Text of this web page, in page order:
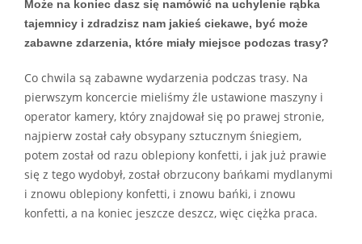
Może na koniec dasz się namówić na uchylenie rąbka
tajemnicy i zdradzisz nam jakieś ciekawe, być może
zabawne zdarzenia, które miały miejsce podczas trasy?
Co chwila są zabawne wydarzenia podczas trasy. Na
pierwszym koncercie mieliśmy źle ustawione maszyny i
operator kamery, który znajdował się po prawej stronie,
najpierw został cały obsypany sztucznym śniegiem,
potem został od razu oblepiony konfetti, i jak już prawie
się z tego wydobył, został obrzucony bańkami mydlanymi
i znowu oblepiony konfetti, i znowu bańki, i znowu
konfetti, a na koniec jeszcze deszcz, więc ciężka praca.